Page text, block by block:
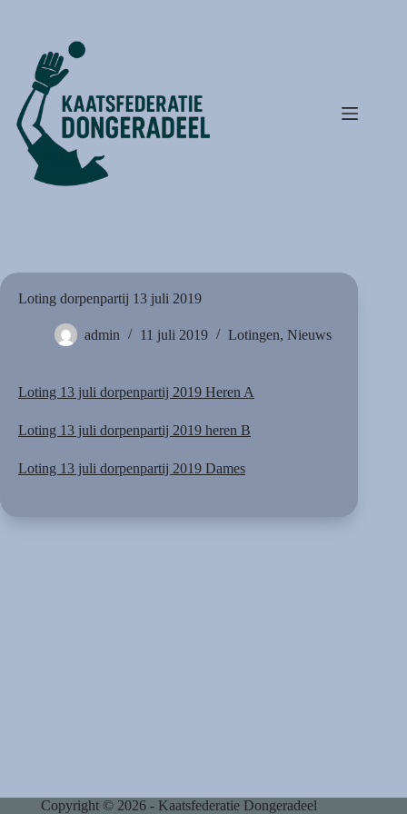
Loting dorpenpartij 13 juli 2019
admin 11 juli 2019 Lotingen, Nieuws
Loting 13 juli dorpenpartij 2019 Heren A
Loting 13 juli dorpenpartij 2019 heren B
Loting 13 juli dorpenpartij 2019 Dames
Copyright © 2026 - Kaatsfederatie Dongeradeel